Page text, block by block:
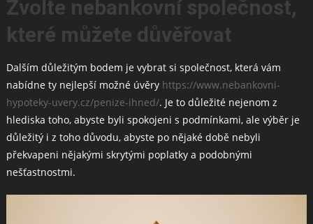
Zvolte nebankovní společnost,
které můžete důvěřovat
Dalším důležitým bodem je vybrat si společnost, která vám
nabídne ty nejlepší možné úvěry https://www.nebankovni-
hypoteky-uvery.cz/penize-ihned/. Je to důležité nejenom z
hlediska toho, abyste byli spokojeni s podmínkami, ale výběr je
důležitý i z toho důvodu, abyste po nějaké době nebyli
překvapeni nějakými skrytými poplatky a podobnými
nešťastnostmi.